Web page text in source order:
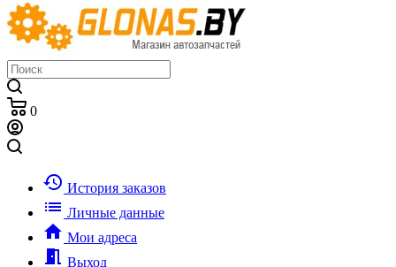
0
history История заказов
list Личные данные
home Мои адреса
meeting_room Выход